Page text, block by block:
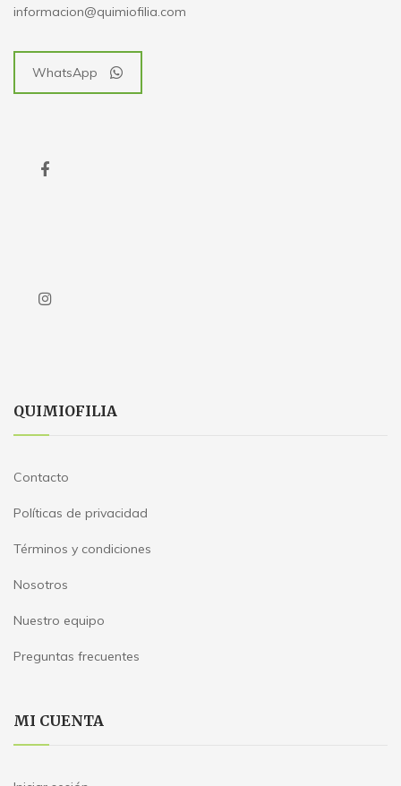
informacion@quimiofilia.com
WhatsApp
QUIMIOFILIA
Contacto
Políticas de privacidad
Términos y condiciones
Nosotros
Nuestro equipo
Preguntas frecuentes
MI CUENTA